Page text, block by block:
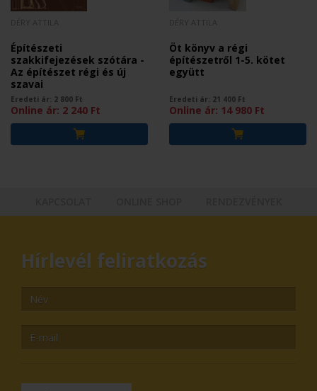
Építészeti
szakkifejezések szótára -
Az építészet régi és új
szavai
Eredeti ár: 2 800 Ft
Online ár: 2 240 Ft
Öt könyv a régi
építészetről 1-5. kötet
együtt
Eredeti ár: 21 400 Ft
Online ár: 14 980 Ft
Hírlevél feliratkozás